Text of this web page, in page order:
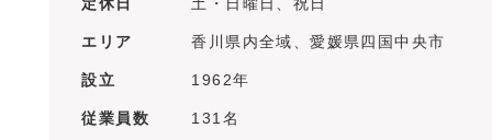
エリア 香川県内全域、愛媛県四国中央市
設立 1962年
従業員数 131名